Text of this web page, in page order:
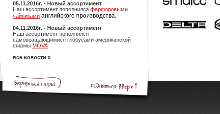
05.11.2016г. - Новый ассортимент
Наш ассортимент пополнился фарфоровыми
чайниками английского производства.
04.11.2016г. - Новый ассортимент
Наш ассортимент пополнился
самовращающимися глобусами американской
фирмы MOVA
все новости »